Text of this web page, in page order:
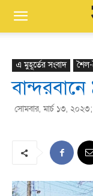
এ মুহূর্তের সংবাদ
সোমবার, মার্চ ১৩,